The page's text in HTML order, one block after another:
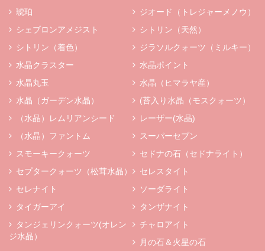
琥珀
ジオード（トレジャーメノウ）
シェブロンアメジスト
シトリン（天然）
シトリン（着色）
ジラソルクォーツ（ミルキー）
水晶クラスター
水晶ポイント
水晶丸玉
水晶（ヒマラヤ産）
水晶（ガーデン水晶）
(苔入り水晶（モスクォーツ）
（水晶）レムリアンシード
レーザー(水晶)
（水晶）ファントム
スーパーセブン
スモーキークォーツ
セドナの石（セドナライト）
セプタークォーツ（松茸水晶）
セレスタイト
セレナイト
ソーダライト
タイガーアイ
タンザナイト
タンジェリンクォーツ(オレン
ジ水晶）
チャロアイト
月の石＆火星の石